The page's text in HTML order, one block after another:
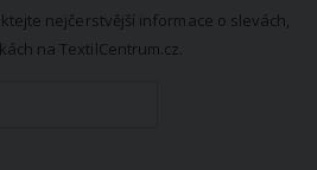
nejčerstvější informace o slevách,
na TextilCentrum.cz.